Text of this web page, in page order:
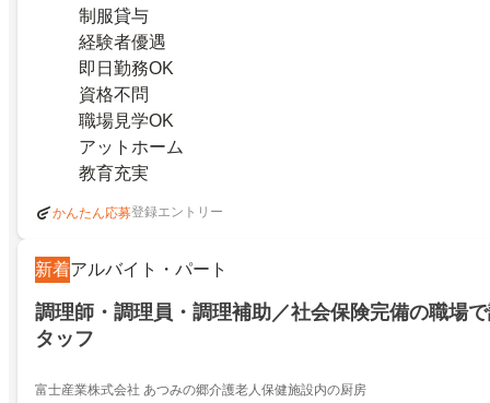
制服貸与
経験者優遇
即日勤務OK
資格不問
職場見学OK
アットホーム
教育充実
かんたん応募登録エントリー
新着アルバイト・パート
調理師・調理員・調理補助／社会保険完備の職場
タッフ
富士産業株式会社 あつみの郷介護老人保健施設内の厨房